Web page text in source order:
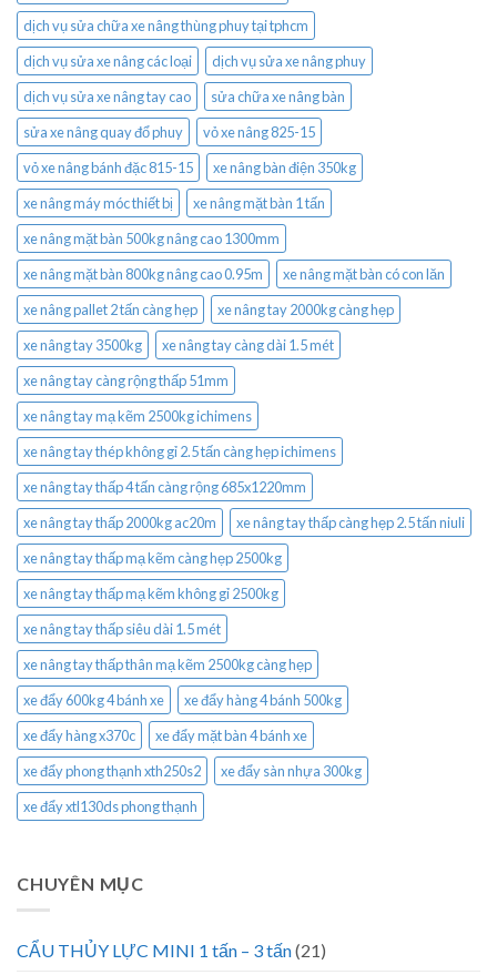
dịch vụ sửa chữa xe nâng thùng phuy tại tphcm
dịch vụ sửa xe nâng các loại
dịch vụ sửa xe nâng phuy
dịch vụ sửa xe nâng tay cao
sửa chữa xe nâng bàn
sửa xe nâng quay đổ phuy
vỏ xe nâng 825-15
vỏ xe nâng bánh đặc 815-15
xe nâng bàn điện 350kg
xe nâng máy móc thiết bị
xe nâng mặt bàn 1 tấn
xe nâng mặt bàn 500kg nâng cao 1300mm
xe nâng mặt bàn 800kg nâng cao 0.95m
xe nâng mặt bàn có con lăn
xe nâng pallet 2 tấn càng hẹp
xe nâng tay 2000kg càng hẹp
xe nâng tay 3500kg
xe nâng tay càng dài 1.5 mét
xe nâng tay càng rộng thấp 51mm
xe nâng tay mạ kẽm 2500kg ichimens
xe nâng tay thép không gỉ 2.5 tấn càng hẹp ichimens
xe nâng tay thấp 4 tấn càng rộng 685x1220mm
xe nâng tay thấp 2000kg ac20m
xe nâng tay thấp càng hẹp 2.5 tấn niuli
xe nâng tay thấp mạ kẽm càng hẹp 2500kg
xe nâng tay thấp mạ kẽm không gỉ 2500kg
xe nâng tay thấp siêu dài 1.5 mét
xe nâng tay thấp thân mạ kẽm 2500kg càng hẹp
xe đẩy 600kg 4 bánh xe
xe đẩy hàng 4 bánh 500kg
xe đẩy hàng x370c
xe đẩy mặt bàn 4 bánh xe
xe đẩy phong thạnh xth250s2
xe đẩy sàn nhựa 300kg
xe đẩy xtl130ds phong thạnh
CHUYÊN MỤC
CẨU THỦY LỰC MINI 1 tấn – 3 tấn(21)